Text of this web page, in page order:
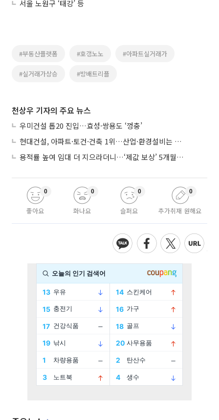
서울 노원구 ‘태강’ 등
#부동산플랫폼 #호갱노노 #아파트실거래가
#실거래가상승 #방배트리플
천상우 기자의 주요 뉴스
우미건설 톱20 진입…효성·쌍용도 ‘껑충’
현대건설, 아파트·토건·건축 1위…산업·환경설비는 삼성E&A
용적률 높여 임대 더 지으라더니…‘제값 보상’ 5개월째 국회에 발목
좋아요
0
화나요
0
슬퍼요
0
추가취재 원해요
0